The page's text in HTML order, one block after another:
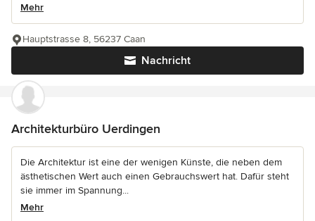
Mehr
Nachricht
Hauptstrasse 8, 56237 Caan
Architekturbüro Uerdingen
Die Architektur ist eine der wenigen Künste, die neben dem
ästhetischen Wert auch einen Gebrauchswert hat. Dafür steht
sie immer im Spannung...
Mehr